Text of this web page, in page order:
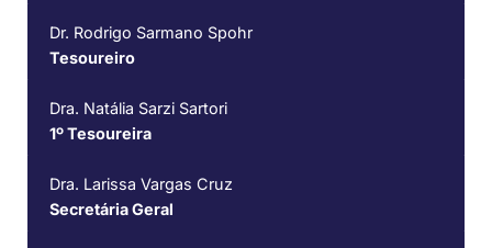
Dr. Rodrigo Sarmano Spohr
Tesoureiro
Dra. Natália Sarzi Sartori
1º Tesoureira
Dra. Larissa Vargas Cruz
Secretária Geral